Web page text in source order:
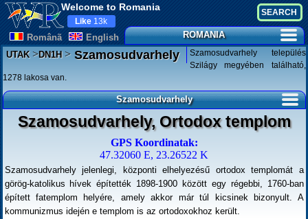
Welcome to Romania
Românã English
Like 13k
ROMANIA
UTAK>DN1H>Szamosudvarhely
Szamosudvarhely település
Szilágy megyében található,
1278 lakosa van.
Szamosudvarhely
Szamosudvarhely, Ortodox templom
GPS Koordinatak:
47.32060 E, 23.26522 K
Szamosudvarhely jelenlegi, központi elhelyezésű ortodox templomát a
görög-katolikus hívek építették 1898-1900 között egy régebbi, 1760-ban
épített fatemplom helyére, amely akkor már túl kicsinek bizonyult. A
kommunizmus idején e templom is az ortodoxokhoz került.